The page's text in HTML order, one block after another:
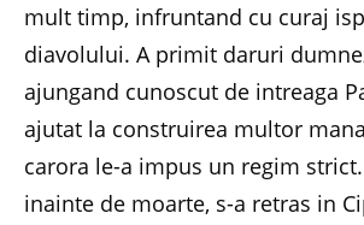
mult timp, infruntand cu curaj
diavolului. A primit daruri
ajungand cunoscut de intreaga
ajutat la construirea multor
carora le-a impus un regim
inainte de moarte, s-a retras in